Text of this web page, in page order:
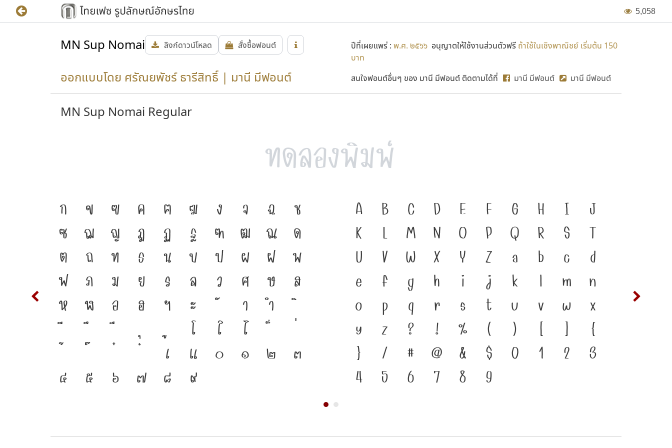
5,058
MN Sup Nomai ลิงก์ดาวน์โหลด สั่งซื้อฟอนต์ ปีที่เผยแพร่ : พ.ศ. ๒๕๖๖ อนุญาตให้ใช้งานส่วนตัวฟรี ถ้าใช้ในเชิงพาณิชย์ เริ่มต้น 150
บาท
ออกแบบโดย ศรัณยพัชร์ ธารีสิทธิ์ | มานี มีฟอนต์ สนใจฟอนต์อื่นๆ ของ มานี มีฟอนต์ ติดตามได้ที่ มานี มีฟอนต์ มานี มีฟอนต์
เชื่อม
MN Sup Nomai Regular
ก ข ฃ ค ฅ ฆ ง จ ฉ
ช
ซ
ฌ ญ ฎ ฏ ฐ ฑ ฒ ณ
ด
ต
ถ ท ธ น บ ป ผ ฝ
พ
ฟ
ภ ม ย ร ล ว ศ ษ
ส
ห
ฬ อ ฮ ฯ ะ า
ำ
โ
ใ
ไ
เ
แ ๐ ๑ ๒
๓
๔
๕ ๖ ๗ ๘ ๙
A B C D E F G H I
J
K
L M N O P Q R S
T
U
V W X Y Z a b c
d
e
f g h i j k l m
n
o
p q r s t u v w
x
y
z ? ! % ( ) [ ]
{
}
/ # @ & $ 0 1 2
3
4
5 6 7 8 9
ภาษา คือ เครื่องมือสำคัญที่ทำให้ความเป็นชาติดำรง
อยู่ได้ ภาษา คือ สะพานเชื่อมตัวตนของชนชาติ จาก
อดีตสู่ปัจจุบัน ตัวพิมพ์ คือ เครื่องมือสำคัญที่ทำให้
ภาษาดำรงอยู่ได้ แบบตัวพิมพ์ที่พัฒนาทันกระแสการ
เปลี่ยนแปลง คือ โครงสร้างแกร่งของสะพานที่เชื่อม
ตัวตนของชาติ จากปัจจุบันสู่อนาคต
ห